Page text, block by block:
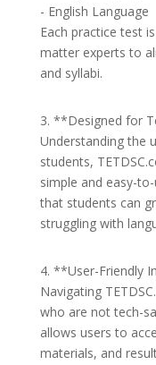
- English Language
Each practice test
matter experts to
and syllabi.
3. **Designed for
Understanding the
students,
simple and easy-
that students can
struggling with
4. **User-Friendly
Navigating
who are not tech-
allows users to
materials, and